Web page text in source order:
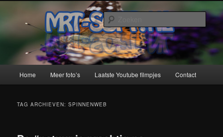
primaire
secundaireMRT-Soft
Home Meer foto’s Laatste Youtube filmpjes Contact
TAG ARCHIEVEN:SPINNENWEB